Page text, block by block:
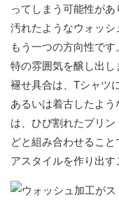
ってしまう可能性があ
汚れたようなウォッシ
もう一つの方向性で
特の雰囲気を醸し出
褪せ具合は、Tシャツ
あるいは着古したよ
は、ひび割れたプリ
どと組み合わせるこ
アスタイルを作り出す